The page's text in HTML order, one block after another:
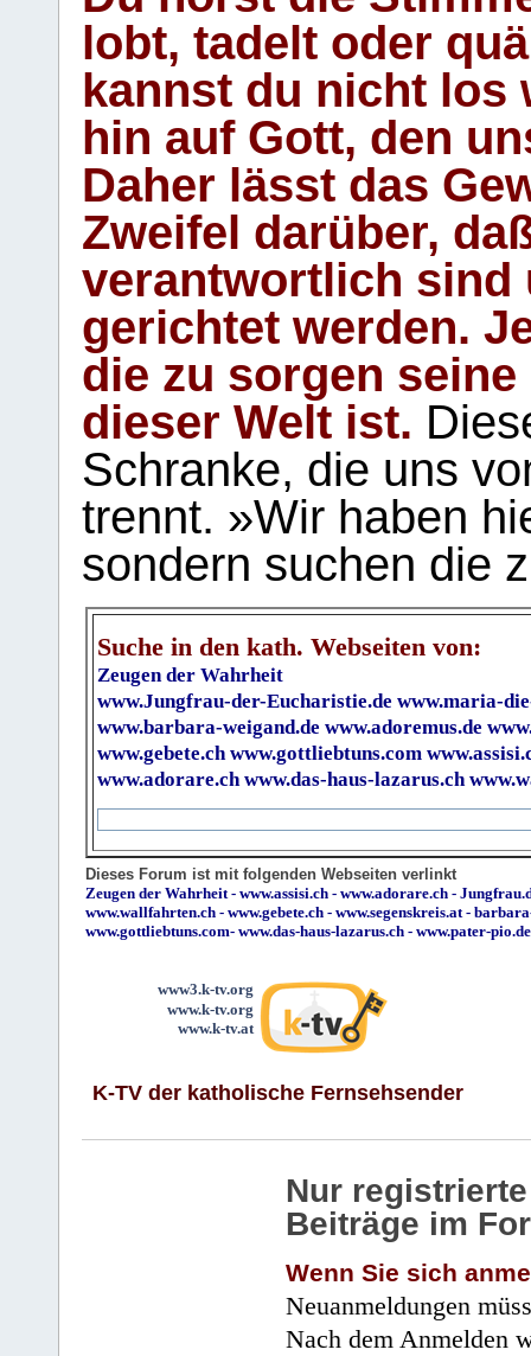
lobt, tadelt oder
kannst du nicht los
hin auf Gott, den
Daher lässt das
Zweifel darüber,
verantwortlich sind
gerichtet werden.
die zu sorgen
dieser Welt ist.
Schranke, die uns
trennt. »Wir haben
sondern suchen die
Suche in den kath. Webseiten von:
Zeugen der Wahrheit
www.Jungfrau-der-Eucharistie.de www.maria-
www.barbara-weigand.de www.adoremus.de
www.gebete.ch www.gottliebtuns.com
www.adorare.ch www.das-haus-lazarus.ch
Dieses Forum ist mit folgenden Webseiten verlinkt
Zeugen der Wahrheit - www.assisi.ch - www.adorare.ch -
www.wallfahrten.ch - www.gebete.ch - www.segenskreis.at -
www.gottliebtuns.com- www.das-haus-lazarus.ch - www.pater-pio.de
www3.k-tv.org
www.k-tv.org
www.k-tv.at
K-TV der katholische Fernsehsender
Nur
Beiträge im
Wenn Sie sich
Neuanmeldungen
Nach dem Anmelden